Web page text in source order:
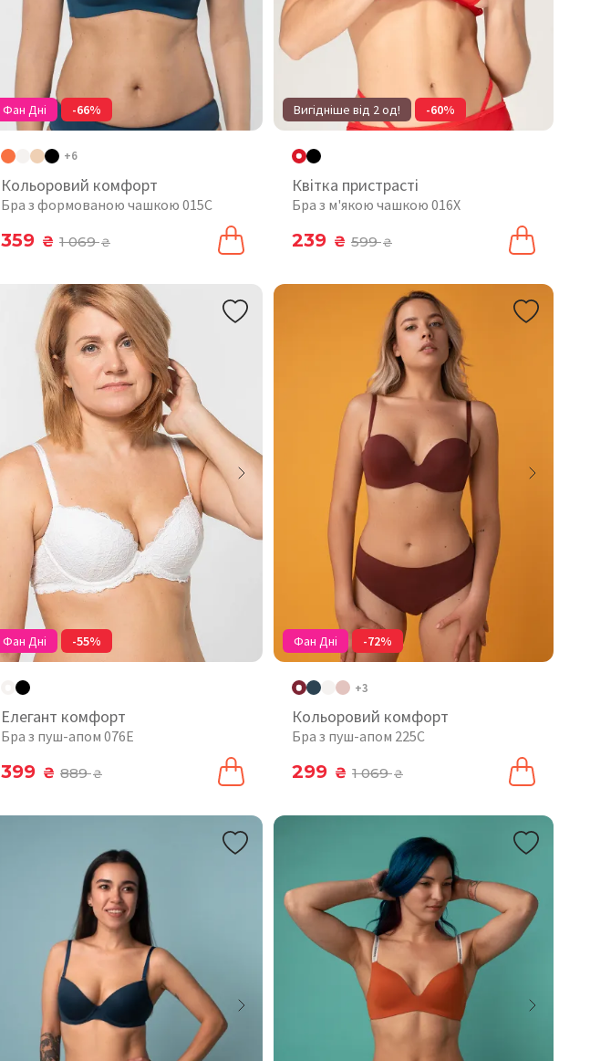
Фан Дні -66%
+6
Кольоровий комфорт
Бра з формованою чашкою 015C
359 ₴ 1 069₴
Вигідніше від 2 од! -60%
Квітка пристрасті
Бра з м'якою чашкою 016X
239 ₴ 599₴
Фан Дні -55%
Елегант комфорт
Бра з пуш-апом 076Е
399 ₴ 889₴
Фан Дні -72%
+3
Кольоровий комфорт
Бра з пуш-апом 225C
299 ₴ 1 069₴